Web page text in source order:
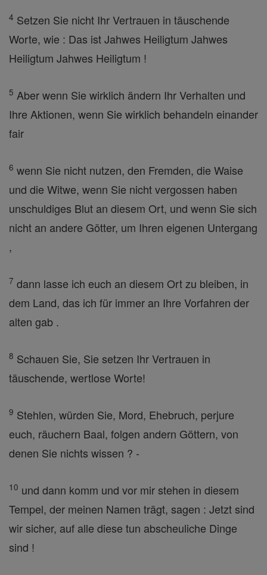
4 Setzen Sie nicht Ihr Vertrauen in täuschende
Worte, wie : Das ist Jahwes Heiligtum Jahwes
Heiligtum Jahwes Heiligtum !
5 Aber wenn Sie wirklich ändern Ihr Verhalten und
Ihre Aktionen, wenn Sie wirklich behandeln einander
fair
6 wenn Sie nicht nutzen, den Fremden, die Waise
und die Witwe, wenn Sie nicht vergossen haben
unschuldiges Blut an diesem Ort, und wenn Sie sich
nicht an andere Götter, um Ihren eigenen Untergang
,
7 dann lasse ich euch an diesem Ort zu bleiben, in
dem Land, das ich für immer an Ihre Vorfahren der
alten gab .
8 Schauen Sie, Sie setzen Ihr Vertrauen in
täuschende, wertlose Worte!
9 Stehlen, würden Sie, Mord, Ehebruch, perjure
euch, räuchern Baal, folgen andern Göttern, von
denen Sie nichts wissen ? -
10 und dann komm und vor mir stehen in diesem
Tempel, der meinen Namen trägt, sagen : Jetzt sind
wir sicher, auf alle diese tun abscheuliche Dinge
sind !